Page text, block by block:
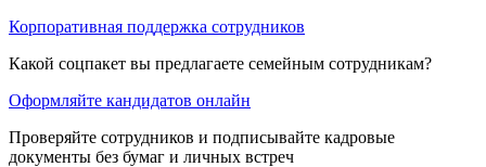
Корпоративная поддержка сотрудников
Какой соцпакет вы предлагаете семейным сотрудникам?
Оформляйте кандидатов онлайн
Проверяйте сотрудников и подписывайте кадровые
документы без бумаг и личных встреч